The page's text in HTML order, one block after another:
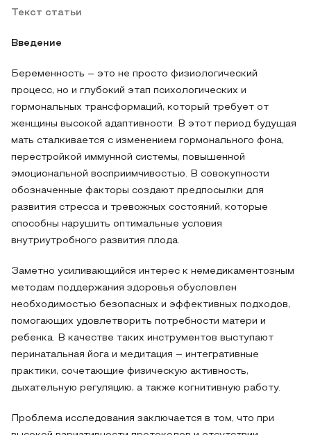
Текст статьи
Введение
Беременность – это не просто физиологический
процесс, но и глубокий этап психологических и
гормональных трансформаций, который требует от
женщины высокой адаптивности. В этот период будущая
мать сталкивается с изменением гормонального фона,
перестройкой иммунной системы, повышенной
эмоциональной восприимчивостью. В совокупности
обозначенные факторы создают предпосылки для
развития стресса и тревожных состояний, которые
способны нарушить оптимальные условия
внутриутробного развития плода.
Заметно усиливающийся интерес к немедикаментозным
методам поддержания здоровья обусловлен
необходимостью безопасных и эффективных подходов,
помогающих удовлетворить потребности матери и
ребенка. В качестве таких инструментов выступают
перинатальная йога и медитация – интегративные
практики, сочетающие физическую активность,
дыхательную регуляцию, а также когнитивную работу.
Проблема исследования заключается в том, что при